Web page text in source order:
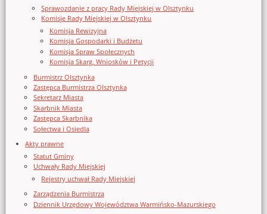
Sprawozdanie z pracy Rady Miejskiej w Olsztynku
Komisje Rady Miejskiej w Olsztynku
Komisja Rewizyjna
Komisja Gospodarki i Budżetu
Komisja Spraw Społecznych
Komisja Skarg, Wniosków i Petycji
Burmistrz Olsztynka
Zastępca Burmistrza Olsztynka
Sekretarz Miasta
Skarbnik Miasta
Zastępca Skarbnika
Sołectwa i Osiedla
Akty prawne
Statut Gminy
Uchwały Rady Miejskiej
Rejestry uchwał Rady Miejskiej
Zarządzenia Burmistrza
Dziennik Urzędowy Województwa Warmińsko-Mazurskiego